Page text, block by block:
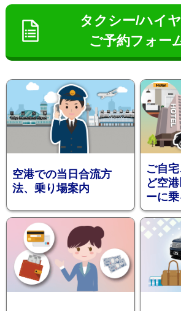
イ
ォ
タクシー/ハイ
ご予約フォー
空港での当日合流方
法、乗り場案内
ご自
ど空
ーに乗